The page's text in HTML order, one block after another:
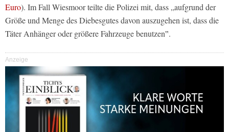
Euro). Im Fall Wiesmoor teilte die Polizei mit, dass „aufgrund der
Größe und Menge des Diebesgutes davon auszugehen ist, dass die
Täter Anhänger oder größere Fahrzeuge benutzen‟.
Anzeige